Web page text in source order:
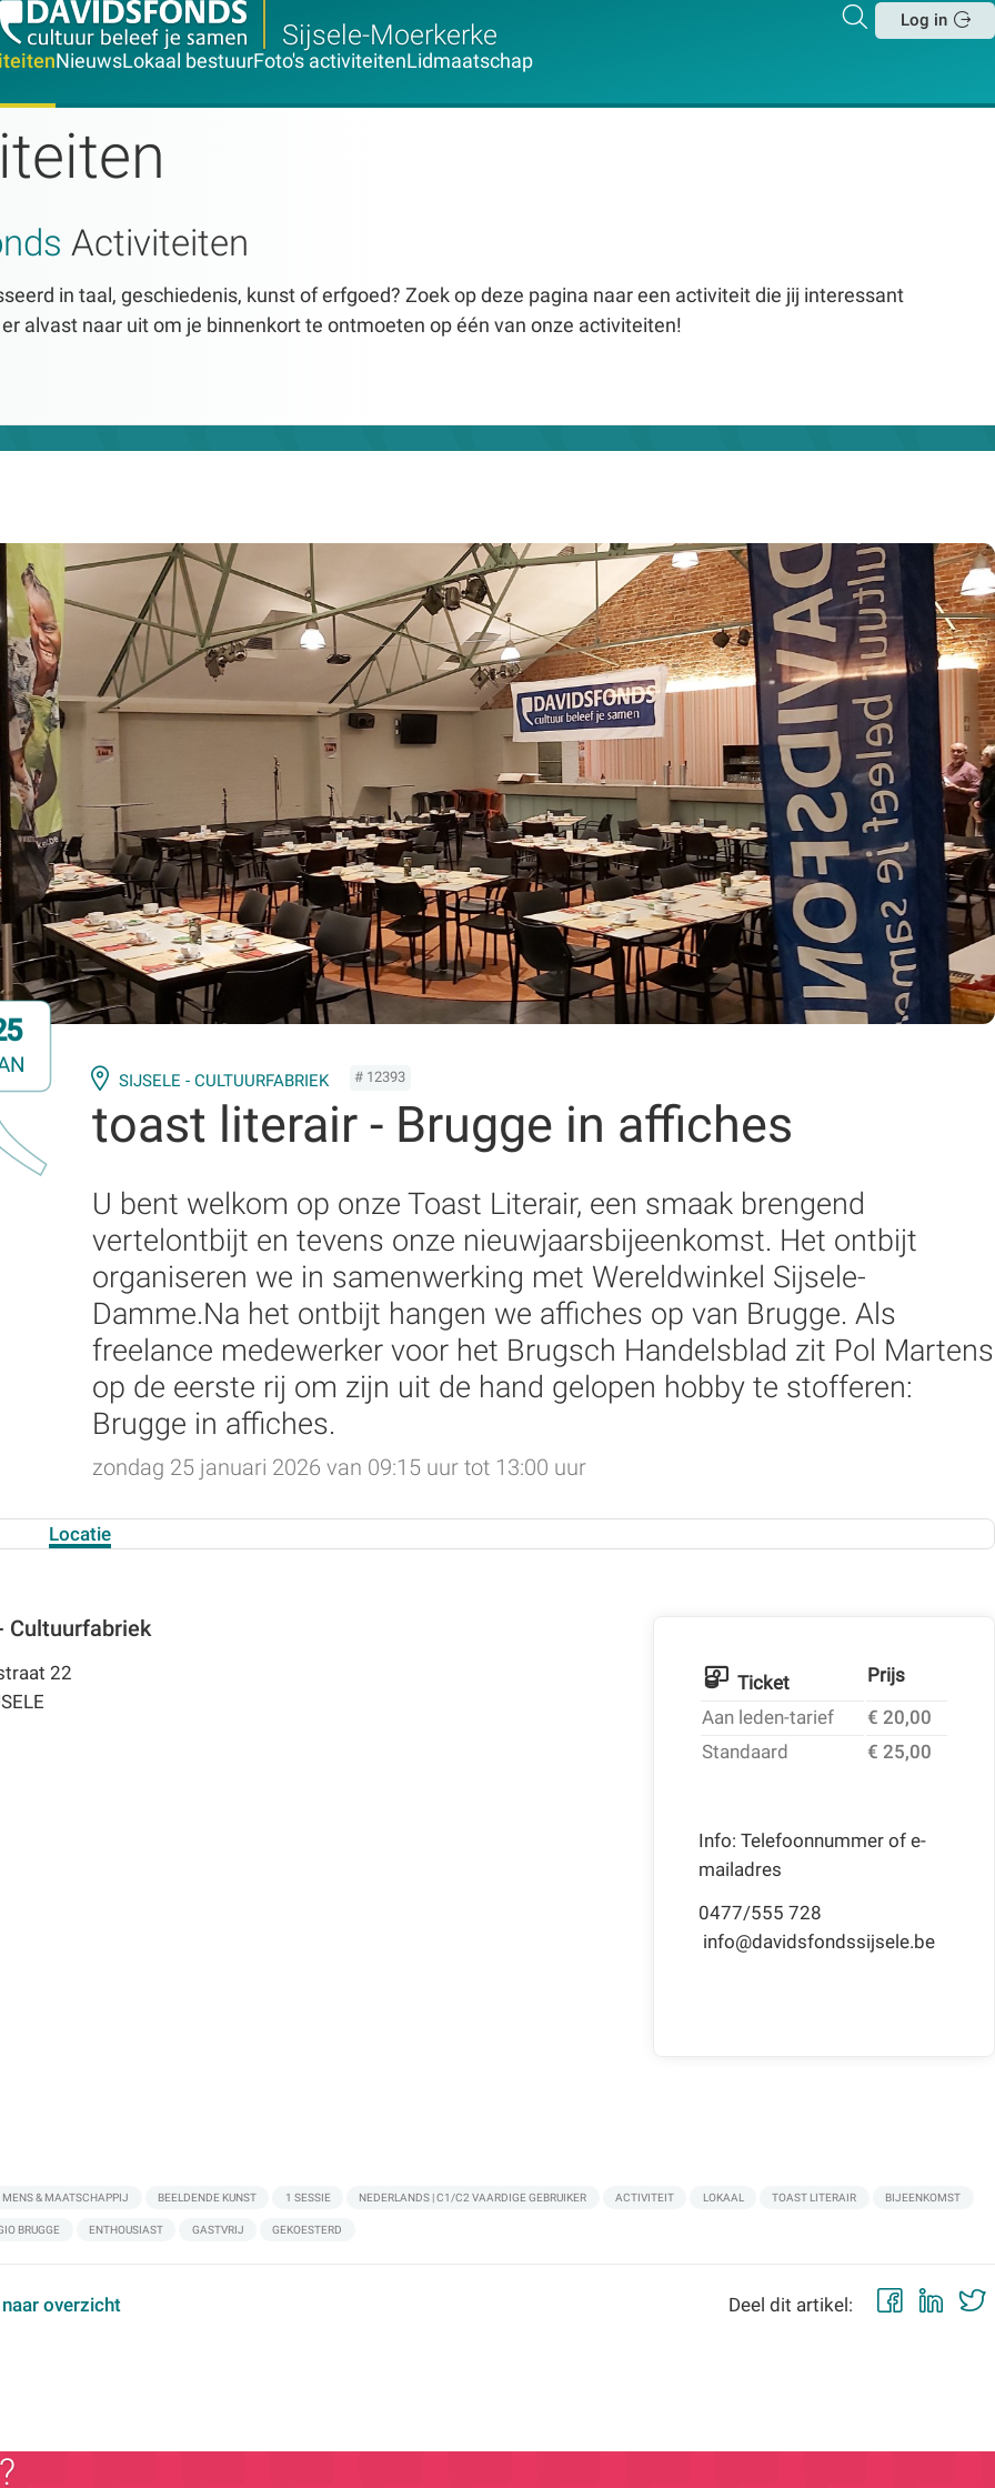
Sijsele-Moerkerke
Zoeken
Log in
NieuwsLokaal bestuurFoto's activiteitenLidmaatschap
Activiteiten
in taal, geschiedenis, kunst of erfgoed? Zoek op deze pagina naar een activiteit die jij interessant
alvast naar uit om je binnenkort te ontmoeten op één van onze activiteiten!
SIJSELE - CULTUURFABRIEK # 12393
toast literair - Brugge in affiches
U bent welkom op onze Toast Literair, een smaak brengend
vertelontbijt en tevens onze nieuwjaarsbijeenkomst. Het ontbijt
organiseren we in samenwerking met Wereldwinkel Sijsele-
Damme.Na het ontbijt hangen we affiches op van Brugge. Als
freelance medewerker voor het Brugsch Handelsblad zit Pol Martens
op de eerste rij om zijn uit de hand gelopen hobby te stofferen:
Brugge in affiches.
zondag 25 januari 2026 van 09:15 uur tot 13:00 uur
Locatie
Cultuurfabriek
22
Ticket
Prijs
Aan leden-tarief
€ 20,00
Standaard
€ 25,00
Info: Telefoonnummer of e-
mailadres
0477/555 728
info@davidsfondssijsele.be
MENS & MAATSCHAPPIJ BEELDENDE KUNST 1 SESSIE NEDERLANDS | C1/C2 VAARDIGE GEBRUIKER ACTIVITEIT LOKAAL TOAST LITERAIR BIJEENKOMST
BRUGGE ENTHOUSIAST GASTVRIJ GEKOESTERD
overzicht Deel dit artikel: